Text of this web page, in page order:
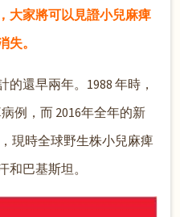
大家將可以見證小兒麻痺
。
還早兩年。1988 年時，
例，而 2016年全年的新
現時全球野生株小兒麻痺
和巴基斯坦。